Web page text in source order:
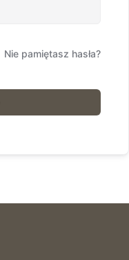
Nie pamiętasz hasła?